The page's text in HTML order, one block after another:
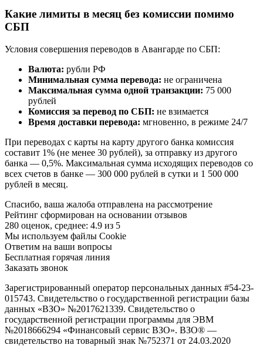
Какие лимиты в месяц без комиссии помимо
СБП
Условия совершения переводов в Авангарде по СБП:
Валюта: рубли РФ
Минимальная сумма перевода: не ограничена
Максимальная сумма одной транзакции: 75 000
рублей
Комиссия за перевод по СБП: не взимается
Время доставки перевода: мгновенно, в режиме 24/7
При переводах с карты на карту другого банка комиссия
составит 1% (не менее 30 рублей), за отправку из другого
банка — 0,5%. Максимальная сумма исходящих переводов со
всех счетов в банке — 300 000 рублей в сутки и 1 500 000
рублей в месяц.
Спасибо, ваша жалоба отправлена на рассмотрение
Рейтинг сформирован на основании отзывов
280 оценок, среднее: 4.9 из 5
Мы используем файлы Cookie
Ответим на ваши вопросы
Бесплатная горячая линия
Заказать звонок
Зарегистрированный оператор персональных данных #54-23-
015743. Свидетельство о государственной регистрации базы
данных «ВЗО» №2017621339. Свидетельство о
государственной регистрации программы для ЭВМ
№2018666294 «Финансовый сервис ВЗО». ВЗО® —
свидетельство на товарный знак №752371 от 24.03.2020